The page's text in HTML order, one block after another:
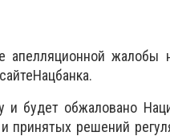
апелляционной жалобы
и будет обжаловано
принятых решений